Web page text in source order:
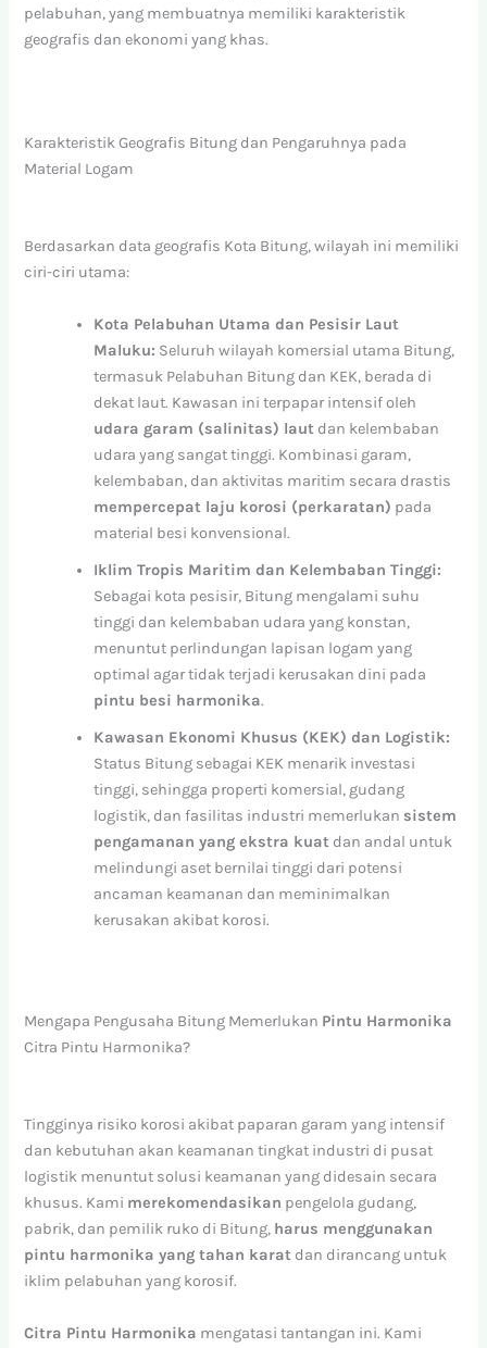
pelabuhan, yang membuatnya memiliki karakteristik
geografis dan ekonomi yang khas.
Karakteristik Geografis Bitung dan Pengaruhnya pada
Material Logam
Berdasarkan data geografis Kota Bitung, wilayah ini memiliki
ciri-ciri utama:
Kota Pelabuhan Utama dan Pesisir Laut
Maluku: Seluruh wilayah komersial utama Bitung,
termasuk Pelabuhan Bitung dan KEK, berada di
dekat laut. Kawasan ini terpapar intensif oleh
udara garam (salinitas) laut dan kelembaban
udara yang sangat tinggi. Kombinasi garam,
kelembaban, dan aktivitas maritim secara drastis
mempercepat laju korosi (perkaratan) pada
material besi konvensional.
Iklim Tropis Maritim dan Kelembaban Tinggi:
Sebagai kota pesisir, Bitung mengalami suhu
tinggi dan kelembaban udara yang konstan,
menuntut perlindungan lapisan logam yang
optimal agar tidak terjadi kerusakan dini pada
pintu besi harmonika.
Kawasan Ekonomi Khusus (KEK) dan Logistik:
Status Bitung sebagai KEK menarik investasi
tinggi, sehingga properti komersial, gudang
logistik, dan fasilitas industri memerlukan sistem
pengamanan yang ekstra kuat dan andal untuk
melindungi aset bernilai tinggi dari potensi
ancaman keamanan dan meminimalkan
kerusakan akibat korosi.
Mengapa Pengusaha Bitung Memerlukan Pintu Harmonika
Citra Pintu Harmonika?
Tingginya risiko korosi akibat paparan garam yang intensif
dan kebutuhan akan keamanan tingkat industri di pusat
logistik menuntut solusi keamanan yang didesain secara
khusus. Kami merekomendasikan pengelola gudang,
pabrik, dan pemilik ruko di Bitung, harus menggunakan
pintu harmonika yang tahan karat dan dirancang untuk
iklim pelabuhan yang korosif.
Citra Pintu Harmonika mengatasi tantangan ini. Kami